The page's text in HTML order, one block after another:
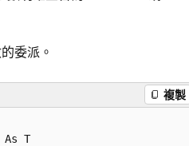
委派。
複製
As T